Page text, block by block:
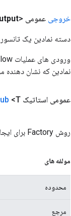
خروجی عمومی <T>
دسته نمادین یک تانسور
نمادین که نشان
عمومی استاتیک <T>
روش Factory برای ایجاد کلاسی که عملیات AssignSub جدید را بسته بندی می کند.
مولفه های
محدوده
مرجع